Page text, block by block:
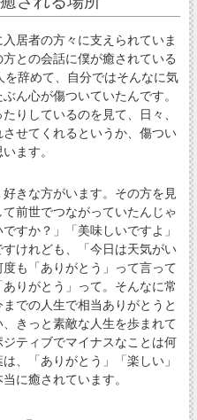
居者の方々に支えられていま
との会話に僕が癒されている
辞めて、自分ではそんなに気
ん心が傷ついていたんです。
りしているのを見て、日々、
せてくれるというか、傷つい
ます。
きな方がいます。その方を見
前世でつながっていたんじゃ
すか？」「美味しいですよ」
けれども、「今日は天気がい
も「ありがとう」って言って
りがとう」って。そんなに常
での人生で相当ありがとうと
きっと素敵な人生を歩まれて
ティブでマイナスなことは何
、「ありがとう」「楽しい」
に癒されています。